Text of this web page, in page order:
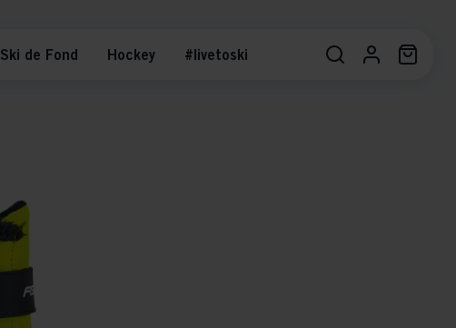
Ski de Fond Hockey #livetoski